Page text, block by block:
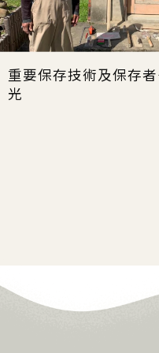
重要保存技術及保存
光